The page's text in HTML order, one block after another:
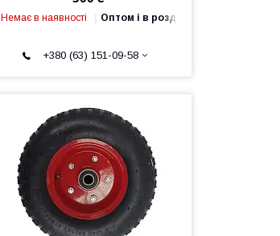
Немає в наявності Оптом і в роздріб
+380 (63) 151-09-58